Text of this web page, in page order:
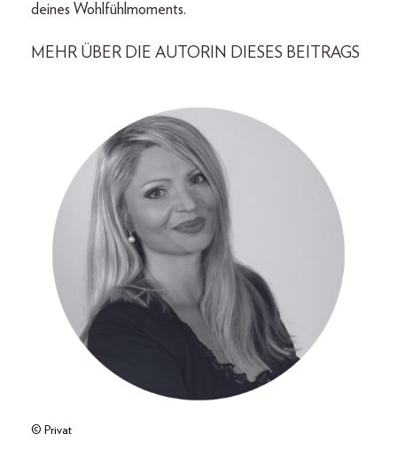
deines Wohlfühlmoments.
MEHR ÜBER DIE AUTORIN DIESES BEITRAGS
© Privat